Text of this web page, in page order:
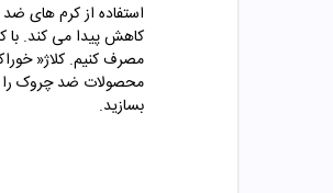
کاهش پیدا می کند. با
مصرف کنیم. کلاژ«
محصولات ضد چروک را
بسازید.